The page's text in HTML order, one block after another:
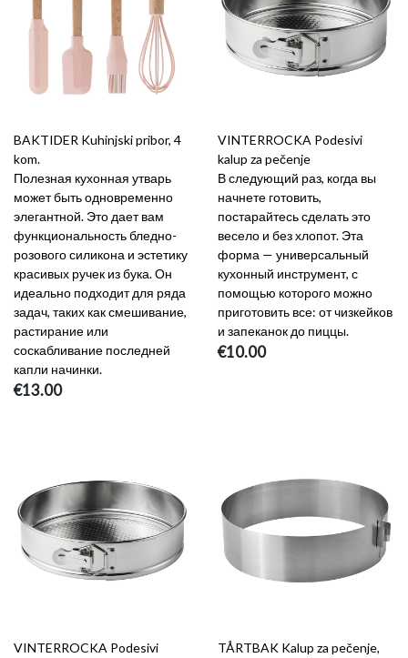
BAKTIDER Kuhinjski pribor, 4
kom.
Полезная кухонная утварь
может быть одновременно
элегантной. Это дает вам
функциональность бледно-
розового силикона и эстетику
красивых ручек из бука. Он
идеально подходит для ряда
задач, таких как смешивание,
растирание или
соскабливание последней
капли начинки.
€13.00
VINTERROCKA Podesivi
kalup za pečenje
В следующий раз, когда вы
начнете готовить,
постарайтесь сделать это
весело и без хлопот. Эта
форма — универсальный
кухонный инструмент, с
помощью которого можно
приготовить все: от чизкейков
и запеканок до пиццы.
€10.00
VINTERROCKA Podesivi
TÅRTBAK Kalup za pečenje,